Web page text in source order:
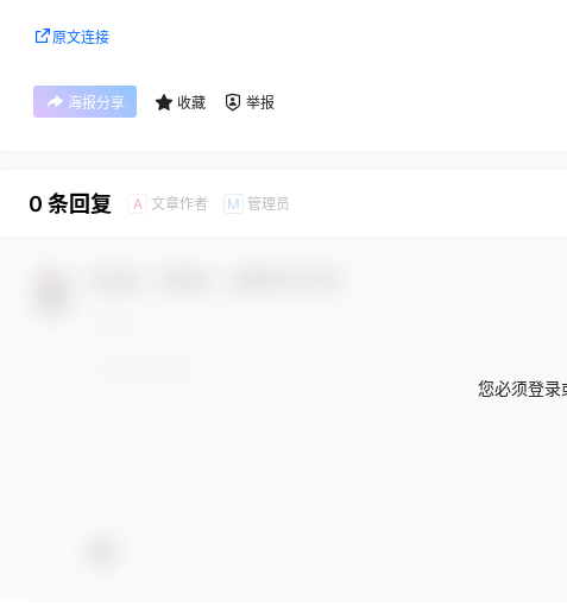
原文连接
海报分享 收藏 举报
0 条回复 A 文章作者 M 管理员
您必须登录